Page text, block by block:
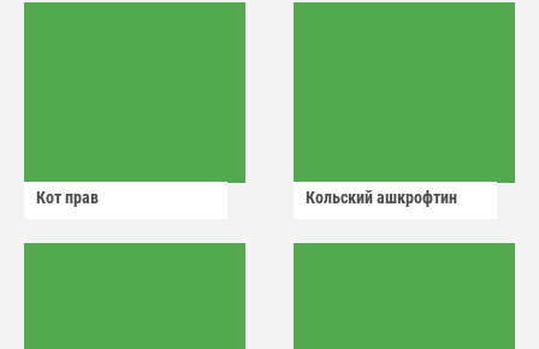
Кот прав Кольский ашкрофтин